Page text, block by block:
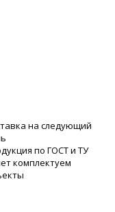
на следующий
по ГОСТ и ТУ
комплектуем